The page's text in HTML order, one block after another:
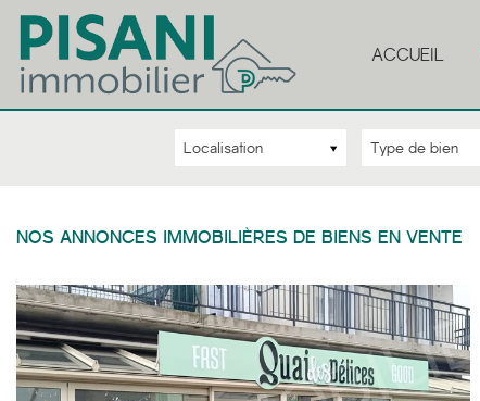
ACCUEIL
Localisation Type de bien
NOS ANNONCES IMMOBILIÈRES DE BIENS EN VENTE